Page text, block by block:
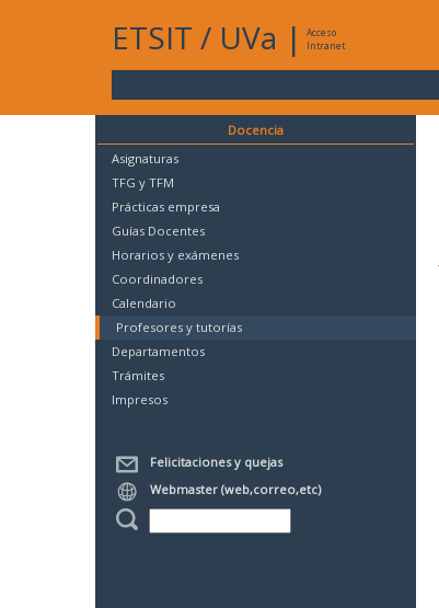
ETSIT / UVa |
Acceso
Intranet
Docencia
Asignaturas
TFG y TFM
Prácticas empresa
Guías Docentes
Horarios y exámenes
Coordinadores
Calendario
Profesores y tutorías
Departamentos
Trámites
Impresos
Felicitaciones y quejas
Webmaster (web,correo,etc)